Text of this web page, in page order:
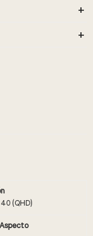
(QHD)